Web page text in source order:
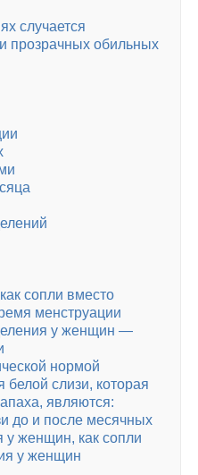
случается
прозрачных обильных
сопли вместо
менструации
у женщин —
нормой
белой слизи, которая
являются:
до и после месячных
женщин, как сопли
у женщин